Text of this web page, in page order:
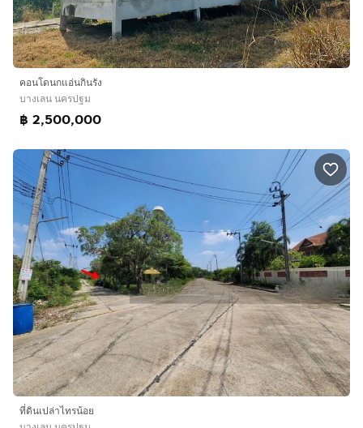
คอนโดนกแอ่นกินรัง
บางเลน นครปฐม
฿ 2,500,000
ที่ดินเปล่าไทรน้อย